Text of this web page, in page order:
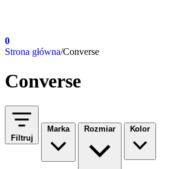
0
Strona główna/Converse
Converse
Filtruj
Marka Rozmiar Kolor